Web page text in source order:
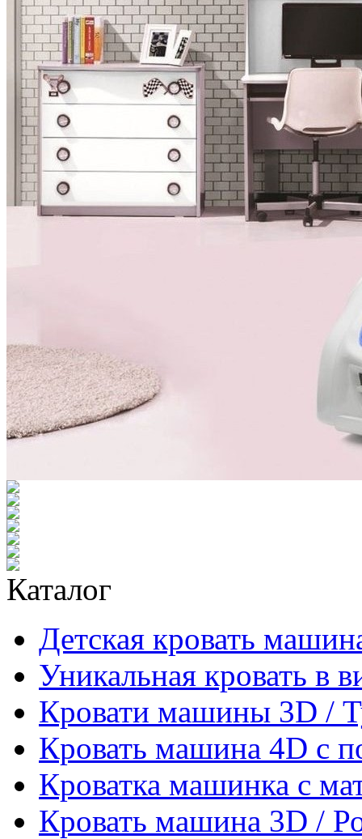
Каталог
Детская кровать
Уникальная кровать в
Кровати машины 3D /
Кровать машина 4D с
Кроватка машинка с
Кровать машина 3D /